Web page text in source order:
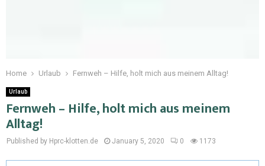
Home Urlaub Fernweh – Hilfe, holt mich aus meinem Alltag!
Urlaub
Fernweh – Hilfe, holt mich aus meinem
Alltag!
Published by Hprc-klotten.de January 5, 2020 0 1173